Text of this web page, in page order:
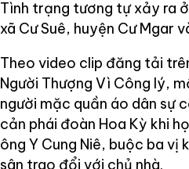
Tình trạng tương tự xảy ra
xã Cư Suê, huyện Cư Mgar
Theo video clip đăng tải
Người Thượng Vì Công lý,
người mặc quần áo dân sự
cản phái đoàn Hoa Kỳ khi
ông Y Cung Niê, buộc ba vị
sân trao đổi với chủ nhà.